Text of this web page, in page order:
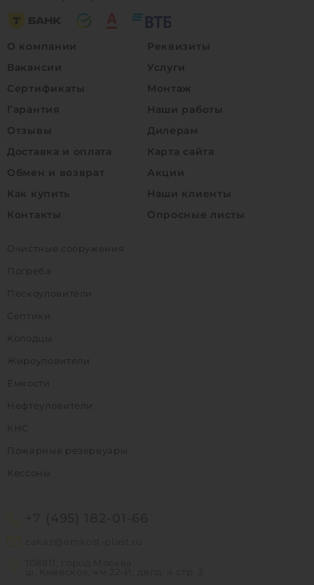
О компании
Вакансии
Сертификаты
Гарантия
Отзывы
Доставка и оплата
Обмен и возврат
Как купить
Контакты
Реквизиты
Услуги
Монтаж
Наши работы
Дилерам
Карта сайта
Акции
Наши клиенты
Опросные листы
Очистные сооружения
Погреба
Пескоуловители
Септики
Колодцы
Жироуловители
Емкости
Нефтеуловители
КНС
Пожарные резервуары
Кессоны